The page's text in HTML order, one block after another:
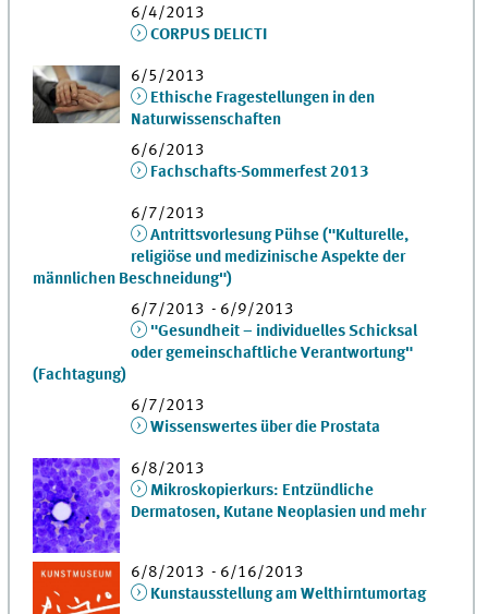
6/4/2013
CORPUS DELICTI
6/5/2013
Ethische Fragestellungen in den
Naturwissenschaften
6/6/2013
Fachschafts-Sommerfest 2013
6/7/2013
Antrittsvorlesung Pühse ("Kulturelle,
religiöse und medizinische Aspekte der
männlichen Beschneidung")
6/7/2013 - 6/9/2013
"Gesundheit – individuelles Schicksal
oder gemeinschaftliche Verantwortung"
(Fachtagung)
6/7/2013
Wissenswertes über die Prostata
6/8/2013
Mikroskopierkurs: Entzündliche
Dermatosen, Kutane Neoplasien und mehr
6/8/2013 - 6/16/2013
Kunstausstellung am Welthirntumortag